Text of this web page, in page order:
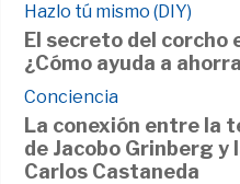
Hazlo tú mismo (DIY)
El secreto del corcho
¿Cómo ayuda a
Conciencia
La conexión entre la
de Jacobo Grinberg y
Carlos Castaneda